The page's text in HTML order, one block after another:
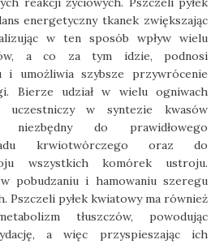
energetyczny tkanek zwiększając
w ten sposób wpływ wielu
a co za tym idzie, podnosi
i umożliwia szybsze przywrócenie
Bierze udział w wielu ogniwach
uczestniczy w syntezie kwasów
niezbędny do prawidłowego
krwiotwórczego oraz do
wszystkich komórek ustroju.
pobudzaniu i hamowaniu szeregu
Pszczeli pyłek kwiatowy ma również
tłuszczów, powodując
a więc przyspieszając ich